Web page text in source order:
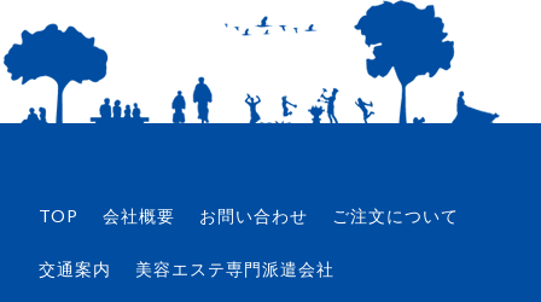
TOP 会社概要 お問い合わせ ご注文について
交通案内 美容エステ専門派遣会社